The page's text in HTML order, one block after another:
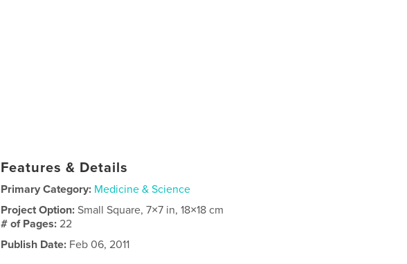
Features & Details
Primary Category: Medicine & Science
Project Option:Small Square, 7×7 in, 18×18 cm
# of Pages:22
Publish Date: Feb 06, 2011